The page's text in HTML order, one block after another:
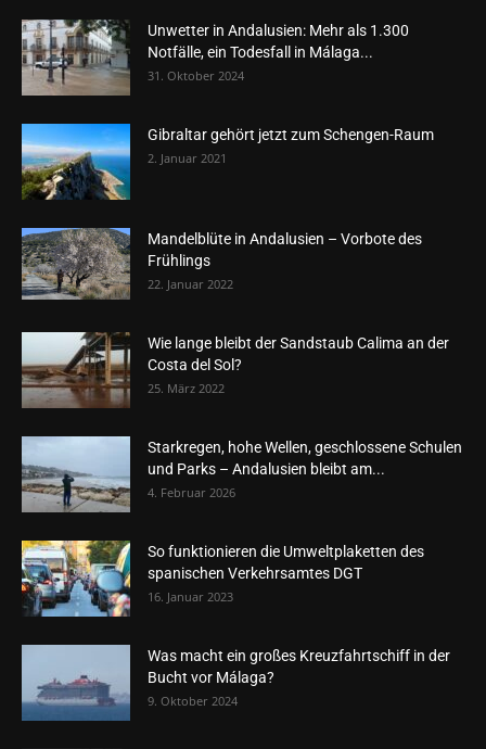
Unwetter in Andalusien: Mehr als 1.300
Notfälle, ein Todesfall in Málaga...
31. Oktober 2024
Gibraltar gehört jetzt zum Schengen-Raum
2. Januar 2021
Mandelblüte in Andalusien – Vorbote des
Frühlings
22. Januar 2022
Wie lange bleibt der Sandstaub Calima an der
Costa del Sol?
25. März 2022
Starkregen, hohe Wellen, geschlossene Schulen
und Parks – Andalusien bleibt am...
4. Februar 2026
So funktionieren die Umweltplaketten des
spanischen Verkehrsamtes DGT
16. Januar 2023
Was macht ein großes Kreuzfahrtschiff in der
Bucht vor Málaga?
9. Oktober 2024